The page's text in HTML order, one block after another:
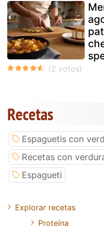
Recetas
Espaguetis con
Recetas con
Espagueti
Explorar recetas
Proteína